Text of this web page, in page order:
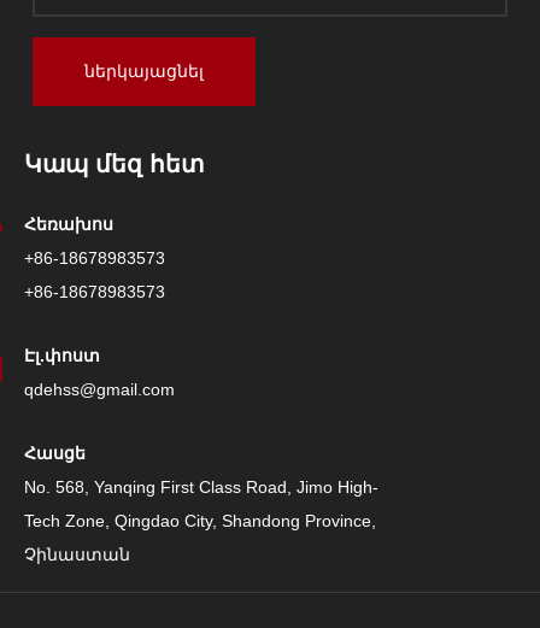
ներկայացնել
Կապ մեզ հետ
Հեռախոս
+86-18678983573
+86-18678983573
Էլ.փոստ
qdehss@gmail.com
Հասցե
No. 568, Yanqing First Class Road, Jimo High-
Tech Zone, Qingdao City, Shandong Province,
Չինաստան